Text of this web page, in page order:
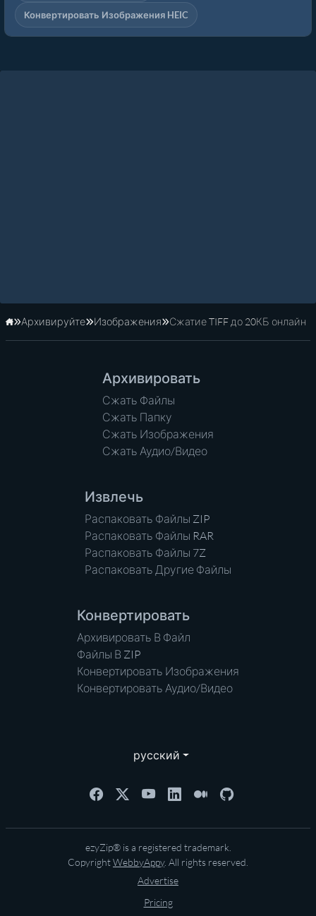
Конвертировать Изображения HEIC
Главная
Архивируйте Изображения Сжатие TIFF до 20КБ онлайн
Архивировать
Сжать Файлы
Сжать Папку
Сжать Изображения
Сжать Аудио/Видео
Извлечь
Распаковать Файлы ZIP
Распаковать Файлы RAR
Распаковать Файлы 7Z
Распаковать Другие Файлы
Конвертировать
Архивировать В Файл
Файлы В ZIP
Конвертировать Изображения
Конвертировать Аудио/Видео
русский
ezyZip® is a registered trademark.
CopyrightWebbyAppy. All rights reserved.
Advertise
Pricing